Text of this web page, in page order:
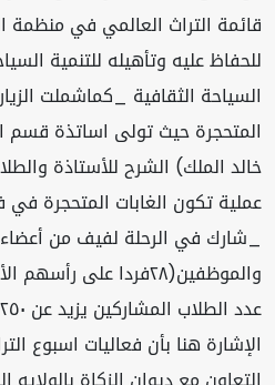
قائمة التراث العالمي في منظمة
للحفاظ عليه وتأهيله للتنمية
السياحة الثقافية _كماشملت
المتحجرة حيث تولى اساتذة قسم
خالد الملك) الشرح للأستاذة
عملية تكون الغابات المتحجرة في
_شارك في الرحلة لفيف من
والموظفين(٢٨فردا على
الإشارة هنا بأن فعاليات اسبوع